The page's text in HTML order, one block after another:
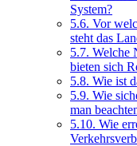
System?
5.6. Vor
steht das
5.7. Welche
bieten sich
5.8. Wie ist
5.9. Wie
man
5.10. Wie